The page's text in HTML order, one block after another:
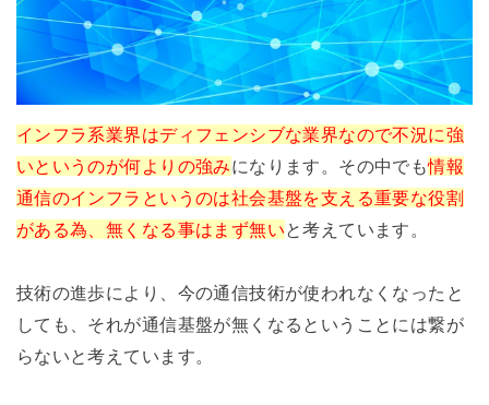
インフラ系業界はディフェンシブな業界なので不況に強
いというのが何よりの強みになります。その中でも情報
通信のインフラというのは社会基盤を支える重要な役割
がある為、無くなる事はまず無いと考えています。
技術の進歩により、今の通信技術が使われなくなったと
しても、それが通信基盤が無くなるということには繋が
らないと考えています。